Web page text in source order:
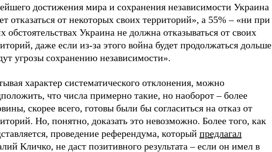
достижения мира и сохранения независимости Украина
отказаться от некоторых своих территорий», а 55% – «ни при
обстоятельствах Украина не должна отказываться от своих
даже если из-за этого война будет продолжаться дольше
угрозы сохранению независимости».
характер систематического отклонения, можно
что числа примерно такие, но наоборот – более
скорее всего, готовы были бы согласиться на отказ от
Но, понятно, доказать это невозможно. Более того, как
проведение референдума, который предлагал
Кличко, не даст позитивного результата – если он имел в